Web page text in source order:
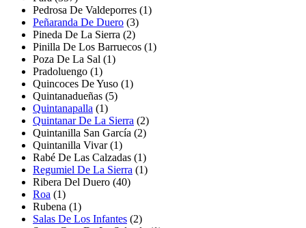
Pedrosa De Valdeporres (1)
Peñaranda De Duero (3)
Pineda De La Sierra (2)
Pinilla De Los Barruecos (1)
Poza De La Sal (1)
Pradoluengo (1)
Quincoces De Yuso (1)
Quintanadueñas (5)
Quintanapalla (1)
Quintanar De La Sierra (2)
Quintanilla San García (2)
Quintanilla Vivar(1)
Rabé De Las Calzadas (1)
Regumiel De La Sierra (1)
Ribera Del Duero (40)
Roa (1)
Rubena (1)
Salas De Los Infantes (2)